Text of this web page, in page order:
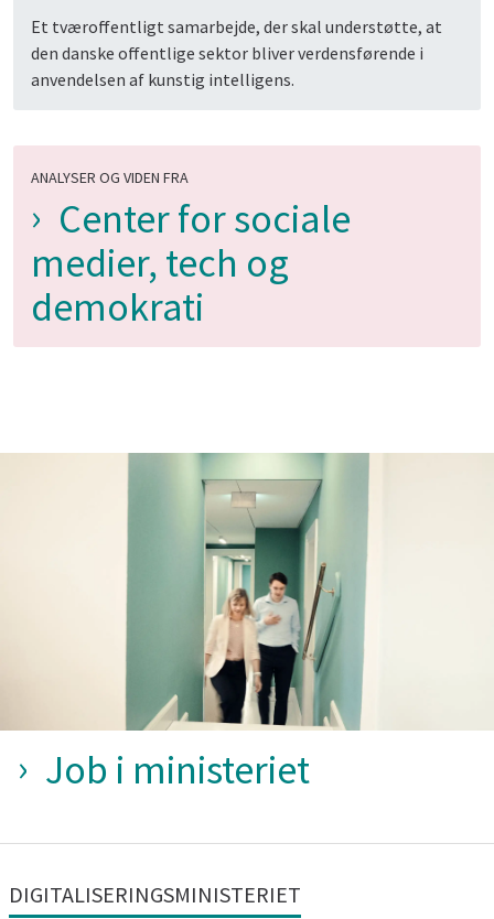
Et tværoffentligt samarbejde, der skal understøtte, at
den danske offentlige sektor bliver verdensførende i
anvendelsen af kunstig intelligens.
ANALYSER OG VIDEN FRA
Center for sociale
medier, tech og
demokrati
Job i ministeriet
DIGITALISERINGSMINISTERIET